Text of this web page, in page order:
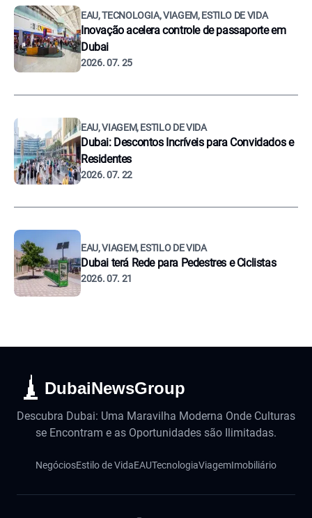
EAU, TECNOLOGIA, VIAGEM, ESTILO DE VIDA
Inovação acelera controle de passaporte em
Dubai
2026. 07. 25
EAU, VIAGEM, ESTILO DE VIDA
Dubai: Descontos Incríveis para Convidados e
Residentes
2026. 07. 22
EAU, VIAGEM, ESTILO DE VIDA
Dubai terá Rede para Pedestres e Ciclistas
2026. 07. 21
DubaiNewsGroup
Descubra Dubai: Uma Maravilha Moderna Onde Culturas
se Encontram e as Oportunidades são Ilimitadas.
NegóciosEstilo de VidaEAUTecnologiaViagemImobiliário